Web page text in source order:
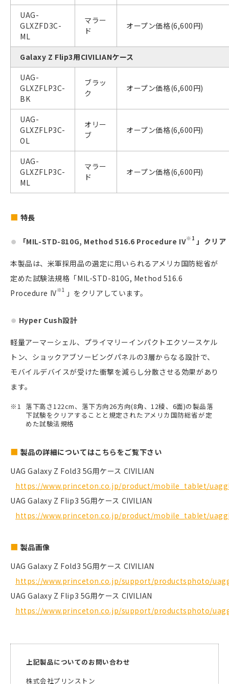
UAG-
GLXZFD3C-
ML
マラー
ド
オープン価格(6,600円)
Galaxy Z Flip3用CIVILIANケース
UAG-
GLXZFLP3C-
BK
ブラッ
ク
オープン価格(6,600円)
UAG-
GLXZFLP3C-
OL
オリー
ブ
オープン価格(6,600円)
UAG-
GLXZFLP3C-
ML
マラー
ド
オープン価格(6,600円)
特長
「MIL-STD-810G, Method 516.6 Procedure IV※1 」クリア
本製品は、米軍採用品の選定に用いられるアメリカ国防総省が
定めた試験法規格「MIL-STD-810G, Method 516.6
Procedure IV※1 」をクリアしています。
Hyper Cush設計
軽量アーマーシェル、プライマリーインパクトエクソースケル
トン、ショックアブソービングパネルの3層からなる設計で、
モバイルデバイスが受けた衝撃を減らし分散させる効果があり
ます。
落下高さ122cm、落下方向26方向(8角、12稜、6面)の製品落
下試験をクリアすることと規定されたアメリカ国防総省が定
めた試験法規格
製品の詳細についてはこちらをご覧下さい
UAG Galaxy Z Fold3 5G用ケース CIVILIAN
https://www.princeton.co.jp/product/mobile_tablet/
UAG Galaxy Z Flip3 5G用ケース CIVILIAN
https://www.princeton.co.jp/product/mobile_tablet/
製品画像
UAG Galaxy Z Fold3 5G用ケース CIVILIAN
https://www.princeton.co.jp/support/productsphoto/
UAG Galaxy Z Flip3 5G用ケース CIVILIAN
https://www.princeton.co.jp/support/productsphoto/
上記製品についてのお問い合わせ
株式会社プリンストン